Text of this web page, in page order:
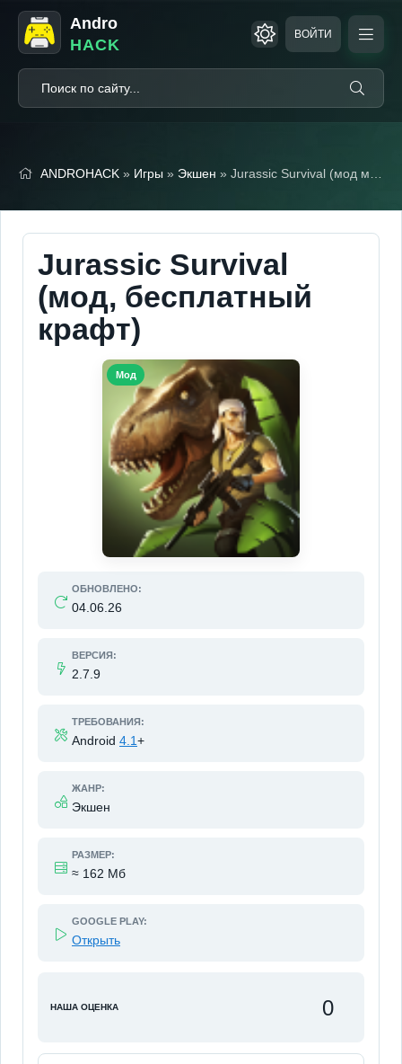
Andro
HACK
ВОЙТИ
ANDROHACK » Игры » Экшен » Jurassic Survival (мод меню, бесплатный крафт)
Jurassic Survival
(мод, бесплатный
крафт)
ОБНОВЛЕНО:
04.06.26
ВЕРСИЯ:
2.7.9
ТРЕБОВАНИЯ:
Android 4.1+
ЖАНР:
Экшен
РАЗМЕР:
≈ 162 Мб
GOOGLE PLAY:
Открыть
НАША ОЦЕНКА 0
Мод